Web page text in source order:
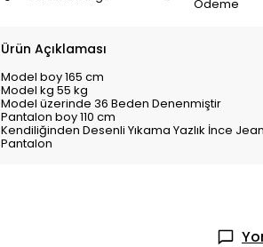
Ödeme
Ürün Açıklaması
Model boy 165 cm
Model kg 55 kg
Model üzerinde 36 Beden Denenmiştir
Pantalon boy 110 cm
Kendiliğinden Desenli Yıkama Yazlık İnce Jean
Pantalon